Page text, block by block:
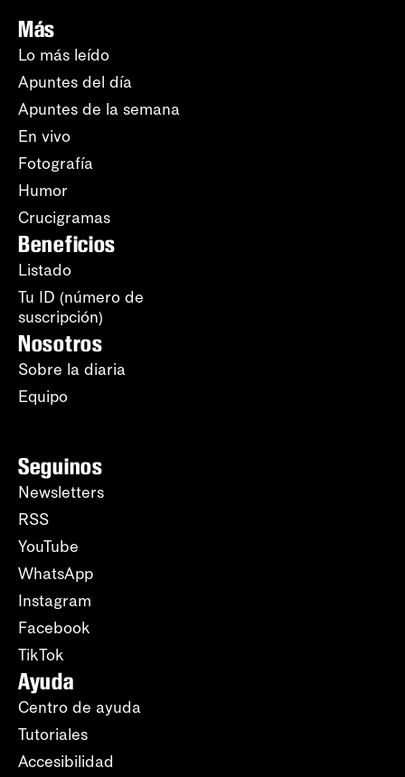
Más
Lo más leído
Apuntes del día
Apuntes de la semana
En vivo
Fotografía
Humor
Crucigramas
Beneficios
Listado
Tu ID (número de
suscripción)
Nosotros
Sobre la diaria
Equipo
Seguinos
Newsletters
RSS
YouTube
WhatsApp
Instagram
Facebook
TikTok
Ayuda
Centro de ayuda
Tutoriales
Accesibilidad